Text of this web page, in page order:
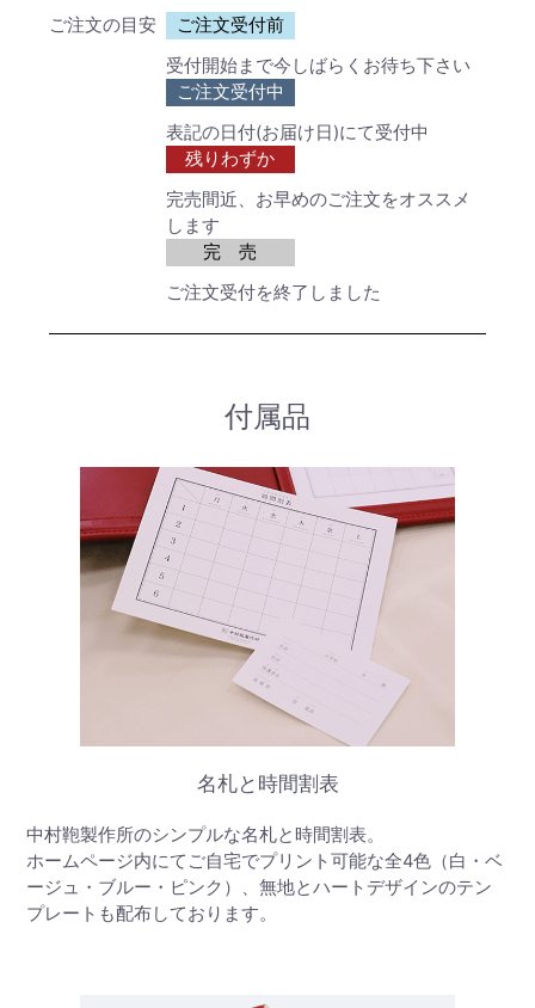
ご注文の目安
ご注文受付前
受付開始まで今しばらくお待ち下さい
ご注文受付中
表記の日付(お届け日)にて受付中
残りわずか
完売間近、お早めのご注文をオススメ
します
完 売
ご注文受付を終了しました
付属品
名札と時間割表
中村鞄製作所のシンプルな名札と時間割表。
ホームページ内にてご自宅でプリント可能な全4色（白・ベ
ージュ・ブルー・ピンク）、無地とハートデザインのテン
プレートも配布しております。